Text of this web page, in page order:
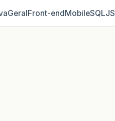
GeralFront‑endMobileSQLJS